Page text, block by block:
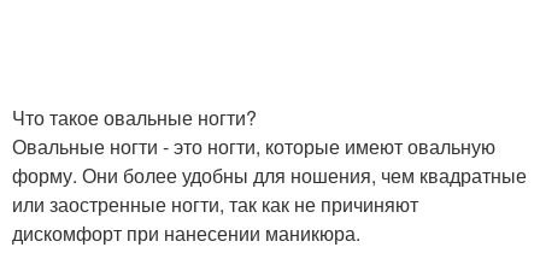
Что такое овальные ногти?
Овальные ногти - это ногти, которые имеют овальную
форму. Они более удобны для ношения, чем квадратные
или заостренные ногти, так как не причиняют
дискомфорт при нанесении маникюра.